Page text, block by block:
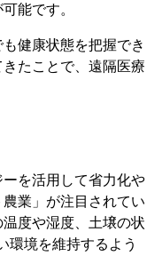
能です。
健康状態を把握でき
たことで、遠隔医療
を活用して省力化や
業」が注目されてい
度や湿度、土壌の状
環境を維持するよう